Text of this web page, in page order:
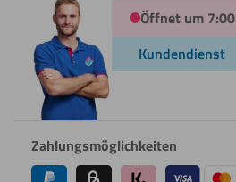
Öffnet um 7:00
Kundendienst
Zahlungsmöglichkeiten